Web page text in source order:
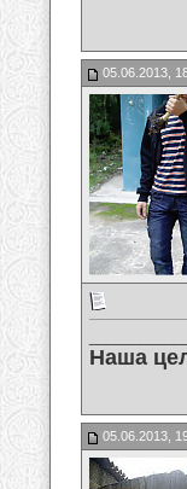
05.06.2013,
Наша
05.06.2013,